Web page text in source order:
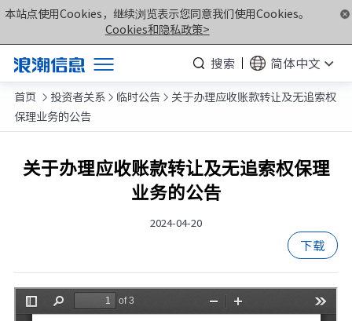
本站点使用Cookies，继续浏览表示您同意我们使用Cookies。
Cookies和隐私政策>
搜索
简体中文
产品
解决方案
服务支持
首页  投资者关系 临时公告 关于办理应收账款转让及无追索权
保理业务的公告
关于办理应收账款转让及无追索权保理
业务的公告
2024-04-20
下载